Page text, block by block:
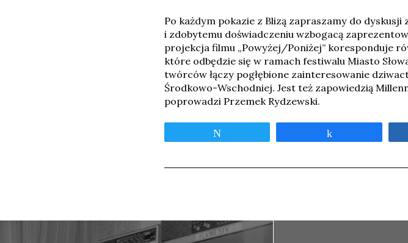
Po każdym pokazie z Blizą zapraszamy do
i zdobytemu doświadczeniu wzbogacą
projekcja filmu „Powyżej/Poniżej” koresponduje
które odbędzie się w ramach festiwalu Miasto
twórców łączy pogłębione zainteresowanie
Środkowo-Wschodniej. Jest też zapowiedzią
poprowadzi Przemek Rydzewski.